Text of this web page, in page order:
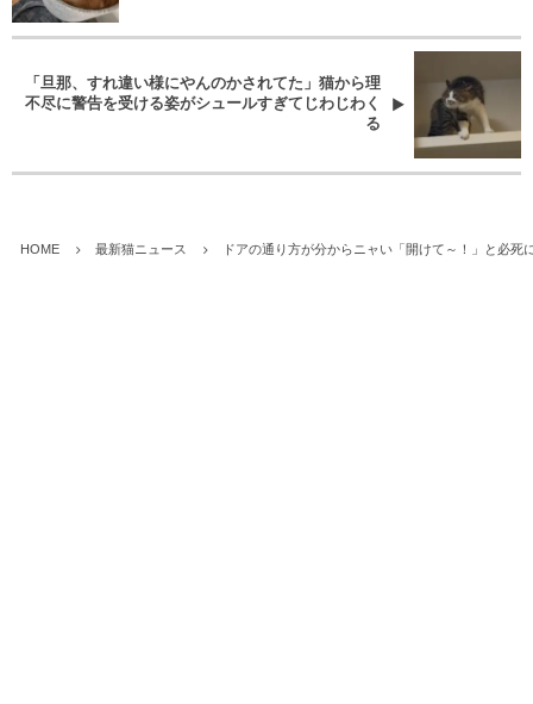
「旦那、すれ違い様にやんのかされてた」猫から理
不尽に警告を受ける姿がシュールすぎてじわじわく
る
HOME 最新猫ニュース ドアの通り方が分からニャい「開けて～！」と必